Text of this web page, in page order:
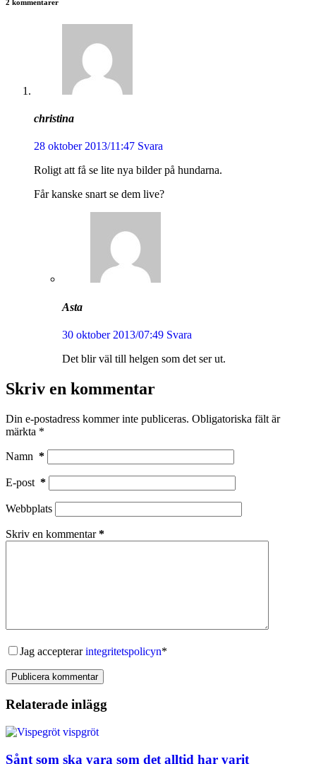
2 kommentarer
christina
28 oktober 2013/11:47 Svara
Roligt att få se lite nya bilder på hundarna.
Får kanske snart se dem live?
Asta
30 oktober 2013/07:49 Svara
Det blir väl till helgen som det ser ut.
Skriv en kommentar
Din e-postadress kommer inte publiceras. Obligatoriska fält är
märkta *
Namn *
E-post *
Webbplats
Skriv en kommentar*
Jag accepterarintegritetspolicyn*
Publicera kommentar
Relaterade inlägg
Sånt som ska vara som det alltid har varit